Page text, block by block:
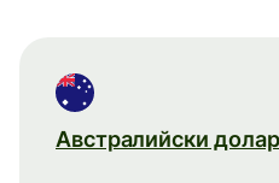
Австралийски долар